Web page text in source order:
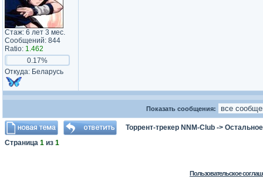
Стаж: 6 лет 3 мес.
Сообщений: 844
Ratio: 1.462
0.17%
Откуда: Беларусь
Показать сообщения:
Торрент-трекер NNM-Club -> Остальное
Страница 1 из 1
Пользовательское